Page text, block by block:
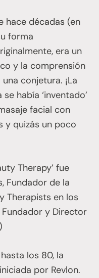
hace décadas (en
forma
era un
y la comprensión
conjetura. ¡La
había ‘inventado’
facial con
y quizás un poco
Therapy’ fue
Fundador de la
Therapists en los
Fundador y Director
los 80, la
por Revlon.